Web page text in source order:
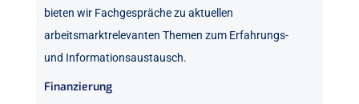
bieten wir Fachgespräche zu aktuellen
arbeitsmarktrelevanten Themen zum Erfahrungs-
und Informationsaustausch.
Finanzierung